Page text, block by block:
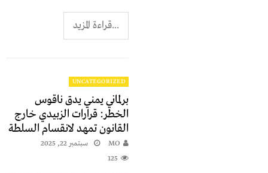
...قراءة المزيد
UNCATEGORIZED
برلماني يمني يدق ناقوس
الخطر: قرارات الزبيدي خارج
القانون تمهد لانقسام السلطة
MO
سبتمبر 22, 2025
125